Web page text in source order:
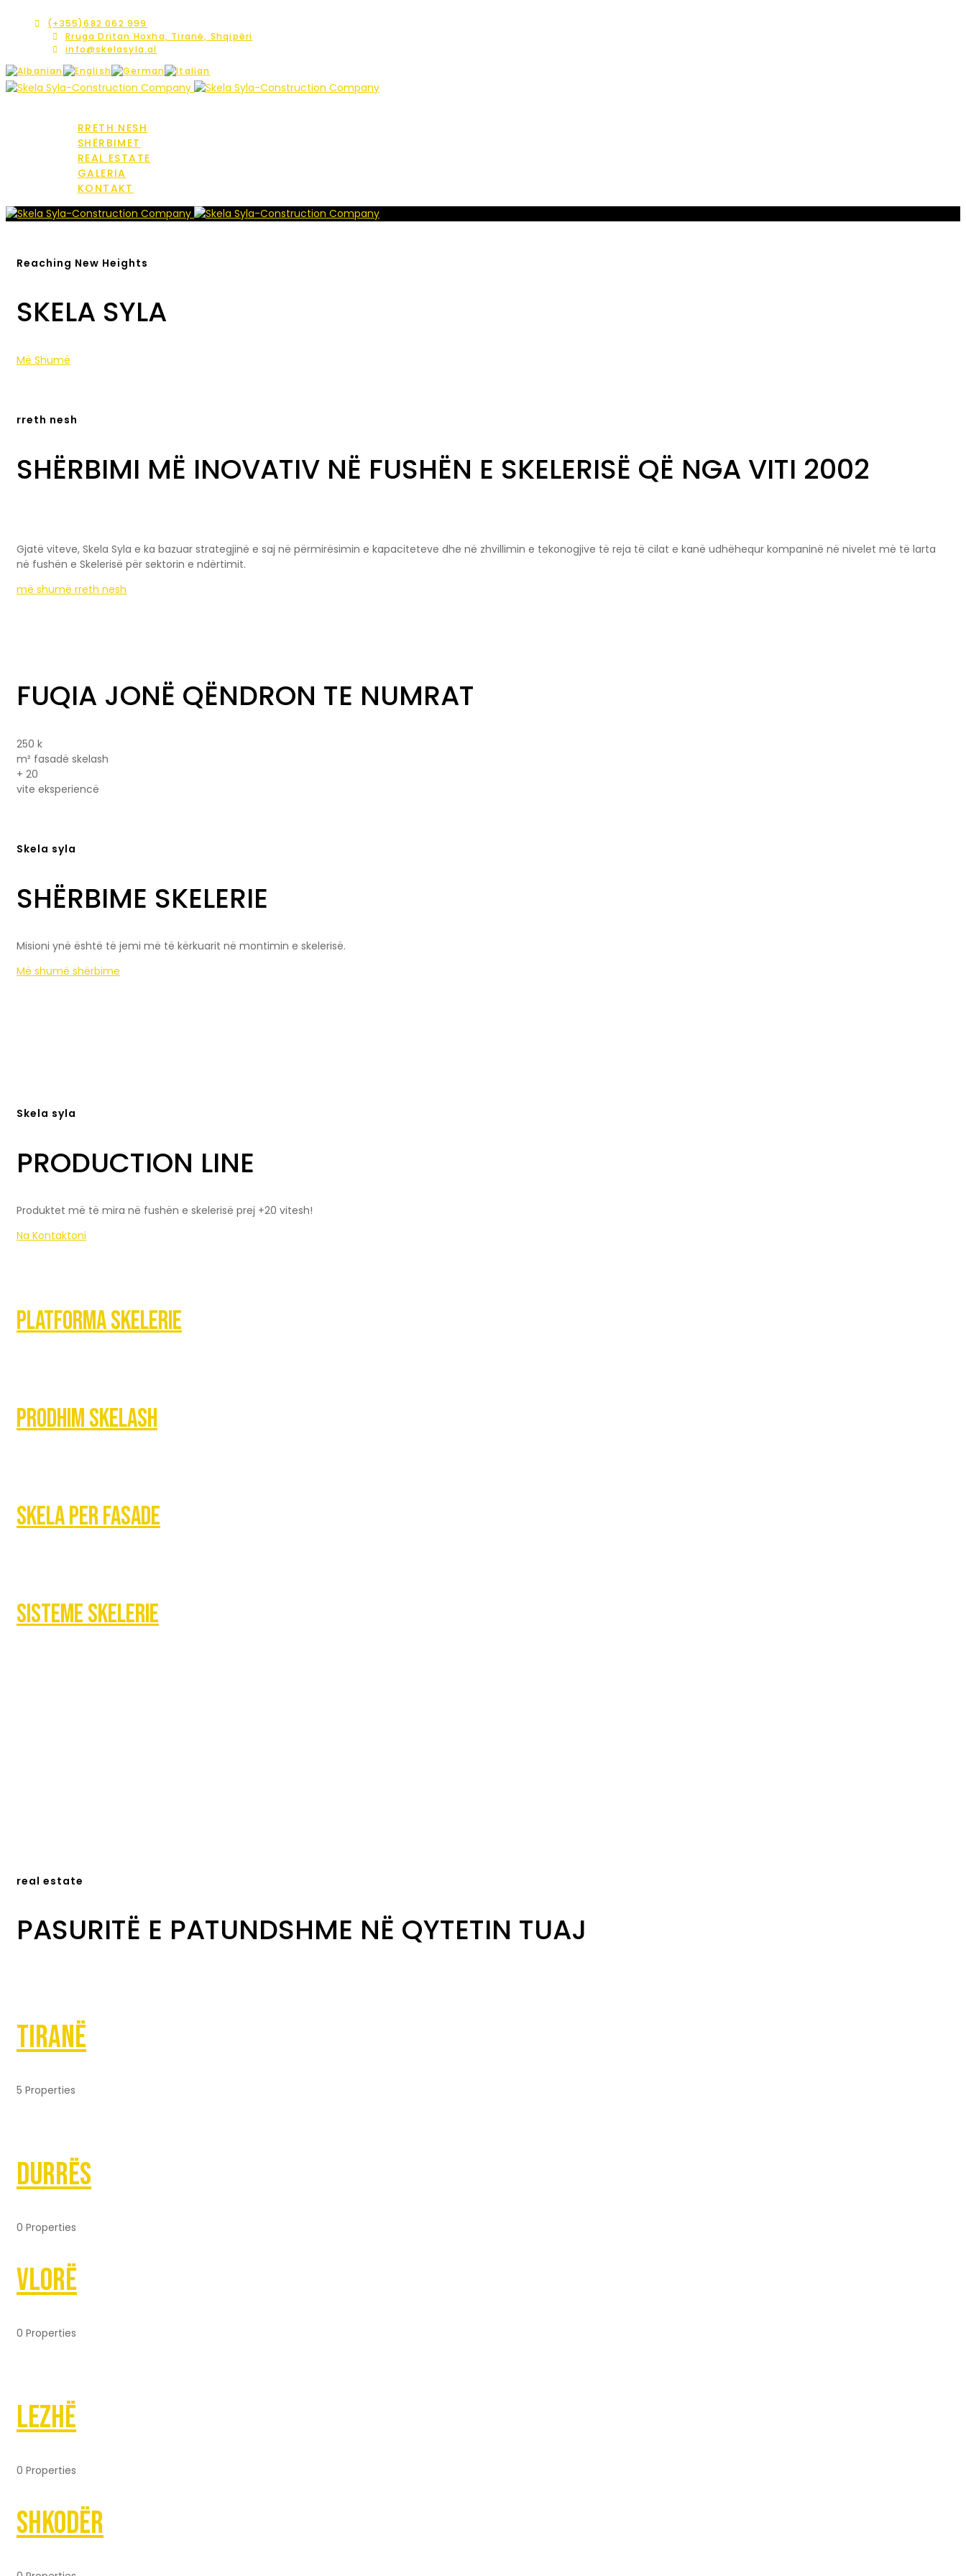
(+355)682 062 999
Rruga Dritan Hoxha, Tiranë, Shqipëri
info@skelasyla.al
RRETH NESH
SHËRBIMET
REAL ESTATE
GALERIA
KONTAKT
Reaching New Heights
SKELA SYLA
Më Shumë
rreth nesh
SHËRBIMI MË INOVATIV NË FUSHËN E SKELERISË QË NGA VITI 2002
Gjatë viteve, Skela Syla e ka bazuar strategjinë e saj në përmirësimin e kapaciteteve dhe në zhvillimin e tekonogjive të reja të cilat e kanë udhëhequr kompaninë në nivelet më të larta
në fushën e Skelerisë për sektorin e ndërtimit.
më shumë rreth nesh
FUQIA JONË QËNDRON TE NUMRAT
250 k
m² fasadë skelash
+ 20
vite eksperiencë
Skela syla
SHËRBIME SKELERIE
Misioni ynë është të jemi më të kërkuarit në montimin e skelerisë.
Më shumë shërbime
Skela syla
PRODUCTION LINE
Produktet më të mira në fushën e skelerisë prej +20 vitesh!
Na Kontaktoni
Platforma Skelerie
Prodhim Skelash
Skela Per Fasade
Sisteme skelerie
real estate
PASURITË E PATUNDSHME NË QYTETIN TUAJ
Tiranë
5 Properties
Durrës
0 Properties
Vlorë
0 Properties
Lezhë
0 Properties
Shkodër